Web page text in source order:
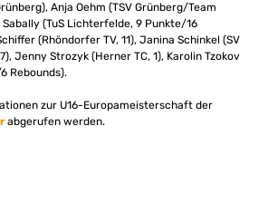
Anja Oehm (TSV Grünberg/Team
(TuS Lichterfelde, 9 Punkte/16
(Rhöndorfer TV, 11), Janina Schinkel (SV
Jenny Strozyk (Herner TC, 1), Karolin Tzokov
Rebounds).
zur U16-Europameisterschaft der
abgerufen werden.